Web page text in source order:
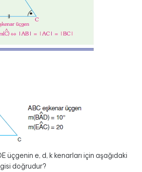
üçgenin e, d, k kenarları için aşağıdaki
doğrudur?